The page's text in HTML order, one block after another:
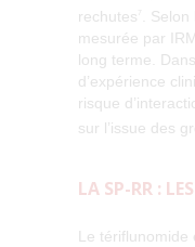
rechutes
.
mesurée par
long terme.
d’expérience
risque
sur l’issue des
LA SP-RR :
Le tériflunomide